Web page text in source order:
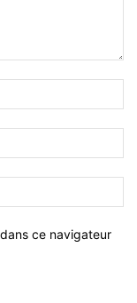
ce navigateur